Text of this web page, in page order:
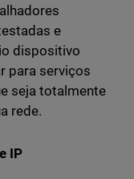
e
dispositivo
para serviços
seja totalmente
rede.
IP